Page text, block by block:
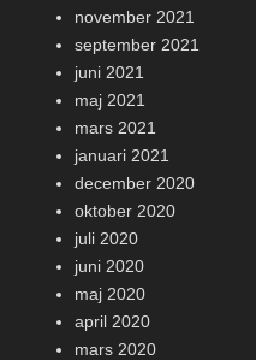
november 2021
september 2021
juni 2021
maj 2021
mars 2021
januari 2021
december 2020
oktober 2020
juli 2020
juni 2020
maj 2020
april 2020
mars 2020